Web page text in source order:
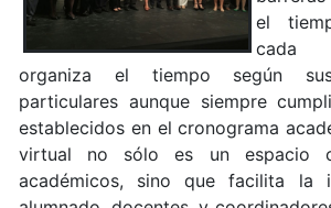
el
cada
organiza el tiempo según sus
particulares aunque siempre
establecidos en el cronograma
virtual no sólo es un espacio
académicos, sino que facilita la